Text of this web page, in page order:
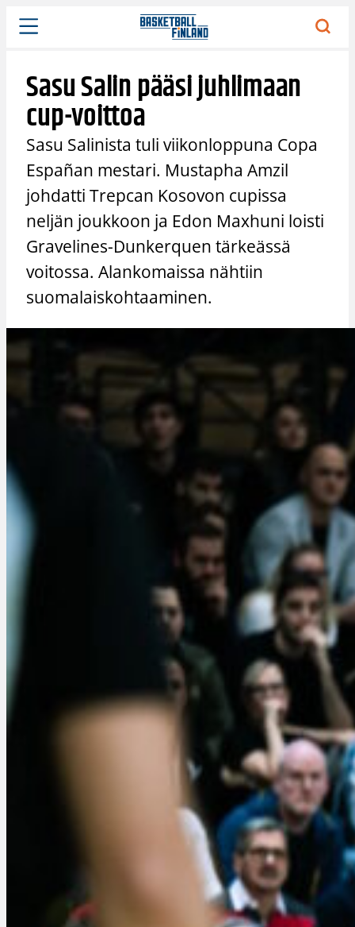
Siirry
sisältöön
Sasu Salin pääsi juhlimaan
cup-voittoa
Sasu Salinista tuli viikonloppuna Copa
Españan mestari. Mustapha Amzil
johdatti Trepcan Kosovon cupissa
neljän joukkoon ja Edon Maxhuni loisti
Gravelines-Dunkerquen tärkeässä
voitossa. Alankomaissa nähtiin
suomalaiskohtaaminen.